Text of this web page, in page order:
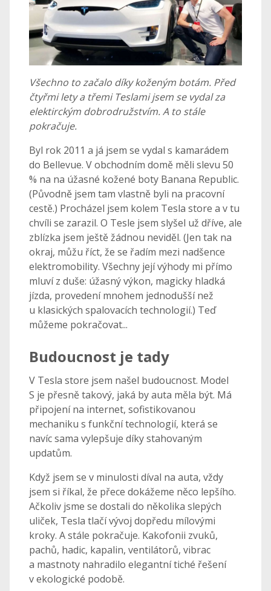
Všechno to začalo díky koženým botám. Před
čtyřmi lety a třemi Teslami jsem se vydal za
elektirckým dobrodružstvím. A to stále
pokračuje.
Byl rok 2011 a já jsem se vydal s kamarádem
do Bellevue. V obchodním domě měli slevu 50
% na na úžasné kožené boty Banana Republic.
(Původně jsem tam vlastně byli na pracovní
cestě.) Procházel jsem kolem Tesla store a v tu
chvíli se zarazil. O Tesle jsem slyšel už dříve, ale
zblízka jsem ještě žádnou neviděl. (Jen tak na
okraj, můžu říct, že se řadím mezi nadšence
elektromobility. Všechny její výhody mi přímo
mluví z duše: úžasný výkon, magicky hladká
jízda, provedení mnohem jednodušší než
u klasických spalovacích technologií.) Teď
můžeme pokračovat...
Budoucnost je tady
V Tesla store jsem našel budoucnost. Model
S je přesně takový, jaká by auta měla být. Má
připojení na internet, sofistikovanou
mechaniku s funkční technologií, která se
navíc sama vylepšuje díky stahovaným
updatům.
Když jsem se v minulosti díval na auta, vždy
jsem si říkal, že přece dokážeme něco lepšího.
Ačkoliv jsme se dostali do několika slepých
uliček, Tesla tlačí vývoj dopředu mílovými
kroky. A stále pokračuje. Kakofonii zvuků,
pachů, hadic, kapalin, ventilátorů, vibrac
a mastnoty nahradilo elegantní tiché řešení
v ekologické podobě.